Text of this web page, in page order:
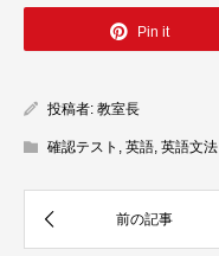
Pin it
投稿者: 教室長
確認テスト 英語 英語文法